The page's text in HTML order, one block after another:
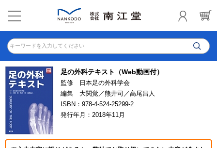
キーワードを入力してください
足の外科テキスト（Web動画付）
監修 日本足の外科学会
編集 大関覚／熊井司／高尾昌人
ISBN：978-4-524-25299-2
発行年月：2018年11月